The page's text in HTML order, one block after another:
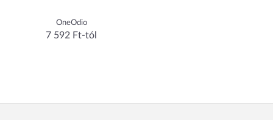
OneOdio
7 592 Ft-tól